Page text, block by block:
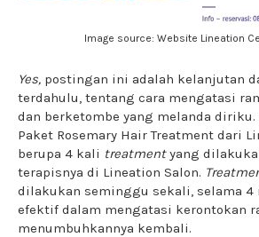
Image source: Website Lineation
Yes, postingan ini adalah kelanjutan
terdahulu, tentang cara mengatasi
dan berketombe yang melanda diriku.
Paket Rosemary Hair Treatment dari
berupa 4 kali treatmentyang
terapisnya di Lineation Salon.
dilakukan seminggu sekali, selama
efektif dalam mengatasi kerontokan
menumbuhkannya kembali.